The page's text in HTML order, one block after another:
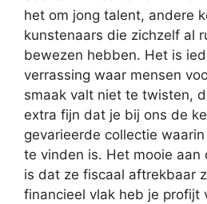
het om jong talent, andere
kunstenaars die zichzelf al
bewezen hebben. Het is
verrassing waar mensen
smaak valt niet te twisten,
extra fijn dat je bij ons de
gevarieerde collectie
te vinden is. Het mooie aan
is dat ze fiscaal aftrekbaar
financieel vlak heb je profijt